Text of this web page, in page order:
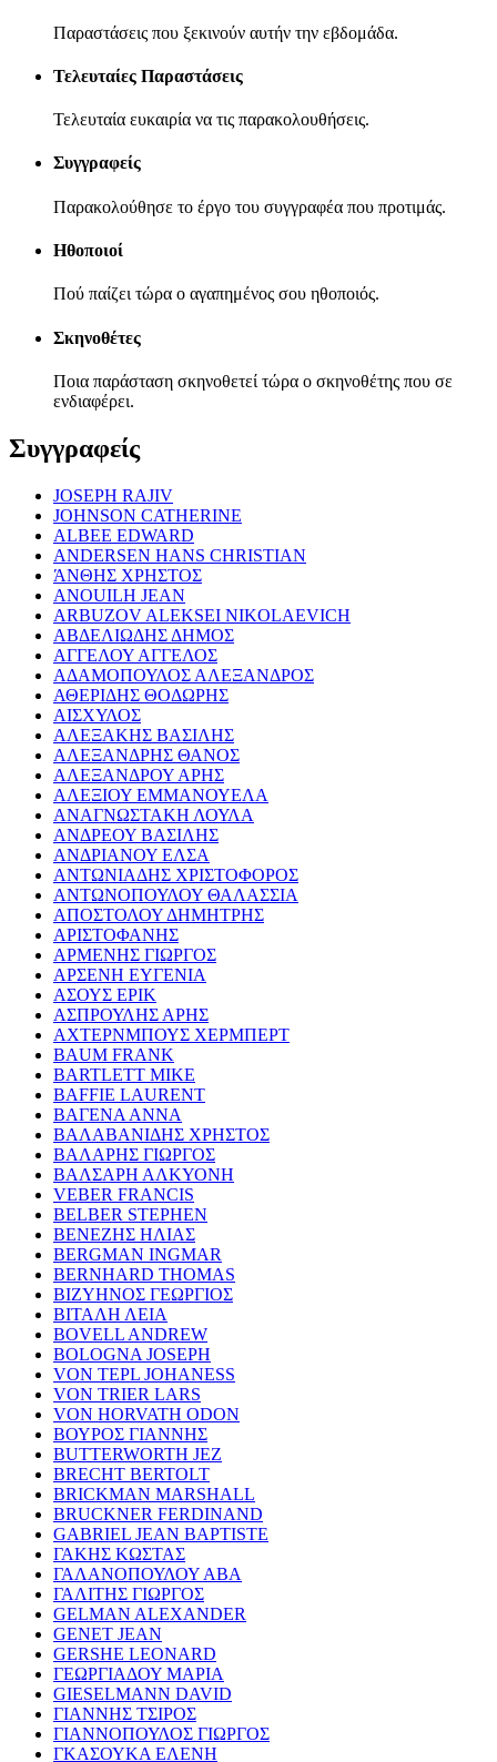
Παραστάσεις που ξεκινούν αυτήν την εβδομάδα.
Τελευταίες Παραστάσεις
Τελευταία ευκαιρία να τις παρακολουθήσεις.
Συγγραφείς
Παρακολούθησε το έργο του συγγραφέα που προτιμάς.
Ηθοποιοί
Πού παίζει τώρα ο αγαπημένος σου ηθοποιός.
Σκηνοθέτες
Ποια παράσταση σκηνοθετεί τώρα ο σκηνοθέτης που σε
ενδιαφέρει.
Συγγραφείς
JOSEPH RAJIV
JOHNSON CATHERINE
ALBEE EDWARD
ANDERSEN HANS CHRISTIAN
ΆΝΘΗΣ ΧΡΗΣΤΟΣ
ANOUILH JEAN
ARBUZOV ALEKSEI NIKOLAEVICH
ΑΒΔΕΛΙΩΔΗΣ ΔΗΜΟΣ
ΑΓΓΕΛΟΥ ΑΓΓΕΛΟΣ
ΑΔΑΜΟΠΟΥΛΟΣ ΑΛΕΞΑΝΔΡΟΣ
ΑΘΕΡΙΔΗΣ ΘΟΔΩΡΗΣ
ΑΙΣΧΥΛΟΣ
ΑΛΕΞΑΚΗΣ ΒΑΣΙΛΗΣ
ΑΛΕΞΑΝΔΡΗΣ ΘΑΝΟΣ
ΑΛΕΞΑΝΔΡΟΥ ΑΡΗΣ
ΑΛΕΞΙΟΥ ΕΜΜΑΝΟΥΕΛΑ
ΑΝΑΓΝΩΣΤΑΚΗ ΛΟΥΛΑ
ΑΝΔΡΕΟΥ ΒΑΣΙΛΗΣ
ΑΝΔΡΙΑΝΟΥ ΕΛΣΑ
ΑΝΤΩΝΙΑΔΗΣ ΧΡΙΣΤΟΦΟΡΟΣ
ΑΝΤΩΝΟΠΟΥΛΟΥ ΘΑΛΑΣΣΙΑ
ΑΠΟΣΤΟΛΟΥ ΔΗΜΗΤΡΗΣ
ΑΡΙΣΤΟΦΑΝΗΣ
ΑΡΜΕΝΗΣ ΓΙΩΡΓΟΣ
ΑΡΣΕΝΗ ΕΥΓΕΝΙΑ
ΑΣΟΥΣ ΕΡΙΚ
ΑΣΠΡΟΥΛΗΣ ΑΡΗΣ
ΑΧΤΕΡΝΜΠΟΥΣ ΧΕΡΜΠΕΡΤ
BAUM FRANK
BARTLETT MIKE
BAFFIE LAURENT
ΒΑΓΕΝΑ ΑΝΝΑ
ΒΑΛΑΒΑΝΙΔΗΣ ΧΡΗΣΤΟΣ
ΒΑΛΑΡΗΣ ΓΙΩΡΓΟΣ
ΒΑΛΣΑΡΗ ΑΛΚΥΟΝΗ
VEBER FRANCIS
BELBER STEPHEN
ΒΕΝΕΖΗΣ ΗΛΙΑΣ
BERGMAN INGMAR
BERNHARD THOMAS
ΒΙΖΥΗΝΟΣ ΓΕΩΡΓΙΟΣ
ΒΙΤΑΛΗ ΛΕΙΑ
BOVELL ANDREW
BOLOGNA JOSEPH
VON TEPL JOHANESS
VON TRIER LARS
VON HORVATH ODON
ΒΟΥΡΟΣ ΓΙΑΝΝΗΣ
BUTTERWORTH JEZ
BRECHT BERTOLT
BRICKMAN MARSHALL
BRUCKNER FERDINAND
GABRIEL JEAN BAPTISTE
ΓΑΚΗΣ ΚΩΣΤΑΣ
ΓΑΛΑΝΟΠΟΥΛΟΥ ΑΒΑ
ΓΑΛΙΤΗΣ ΓΙΩΡΓΟΣ
GELMAN ALEXANDER
GENET JEAN
GERSHE LEONARD
ΓΕΩΡΓΙΑΔΟΥ ΜΑΡΙΑ
GIESELMANN DAVID
ΓΙΑΝΝΗΣ ΤΣΙΡΟΣ
ΓΙΑΝΝΟΠΟΥΛΟΣ ΓΙΩΡΓΟΣ
ΓΚΑΣΟΥΚΑ ΕΛΕΝΗ